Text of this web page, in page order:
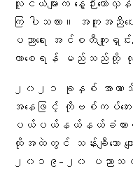
လူငယ်များက နွေဉီးတော်လှ
ကြ ပါသလား။ အကူအညီ
ပညာရေး အင်စတီကျူးရှင်း
လာစေရန် မည်သည်တို့
၂၀၂၁ ခုနှစ် အာဏာ
အနေဖြင့် ကိုဗစ်ကပ်ဘေ
ပယ်ပယ်နယ်နယ်ခံထား
ထိုအထဲတွင် သန်းချီသော ကျေ
၂၀၁၉-၂၀ ပညာသင်နှ